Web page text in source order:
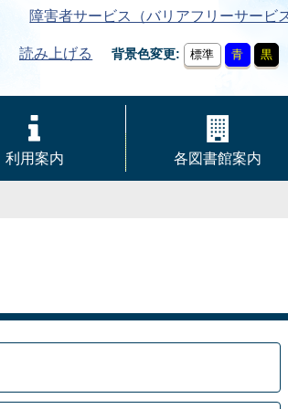
障害者サービス（バリアフリーサービ
読み上げる 背景色変更 標準 青 黒
利用案内 各図書館案内